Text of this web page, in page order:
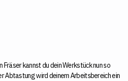
kannst du dein Werkstück nun so
Abtastung wird deinem Arbeitsbereich ein